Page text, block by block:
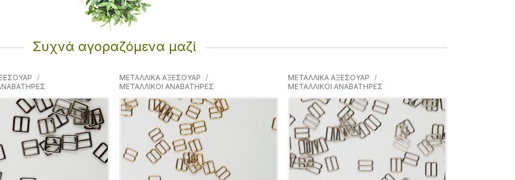
Συχνά αγοραζόμενα μαζί
ΜΕΤΑΛΛΙΚΑ ΑΞΕΣΟΥΑΡ
ΜΕΤΑΛΛΙΚΟΙ ΑΝΑΒΑΤΗΡΕΣ
ΜΕΤΑΛΛΙΚΑ ΑΞΕΣΟΥΑΡ
ΜΕΤΑΛΛΙΚΟΙ ΑΝΑΒΑΤΗΡΕΣ